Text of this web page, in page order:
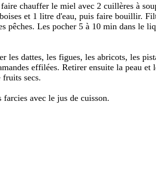
chauffer le miel avec 2 cuillères à
et 1 litre d'eau, puis faire bouillir.
pêches. Les pocher 5 à 10 min dans le
les dattes, les figues, les abricots, les
effilées. Retirer ensuite la peau et
secs.
farcies avec le jus de cuisson.